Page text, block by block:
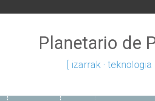
Planetario de
[ izarrak · teknologia